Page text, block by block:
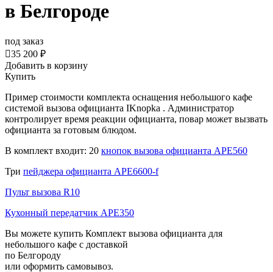
в Белгороде
под заказ
35 200 ₽
Добавить в корзину
Купить
Пример стоимости комплекта оснащения небольшого кафе
системой вызова официанта IKnopka . Администратор
контролирует время реакции официанта, повар может вызвать
официанта за готовым блюдом.
В комплект входит: 20 кнопок вызова официанта АРЕ560
Три пейджера официанта АРЕ6600-f
Пульт вызова R10
Кухонный передатчик APE350
Вы можете купить Комплект вызова официанта для
небольшого кафе с доставкой
по Белгороду
или оформить самовывоз.